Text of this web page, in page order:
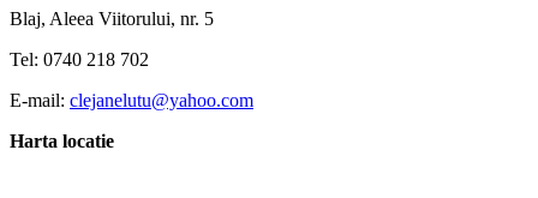
Blaj, Aleea Viitorului, nr. 5
Tel: 0740 218 702
E-mail: clejanelutu@yahoo.com
Harta locatie